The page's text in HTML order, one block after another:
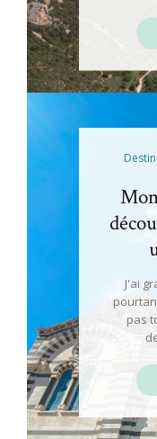
J'ai
pas